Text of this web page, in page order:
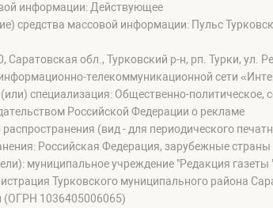
информации: Действующее
средства массовой информации: Пульс
Саратовская обл., Турковский р-н, рп. Турки, ул.
телекоммуникационной сети
специализация: Общественно-политическое,
Российской Федерации о рекламе
(вид - для периодического
Российская Федерация, зарубежные страны
муниципальное учреждение "Редакция
Турковского муниципального района
(ОГРН 1036405006065)